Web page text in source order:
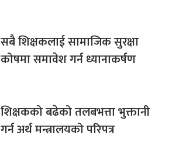
सबै शिक्षकलाई सामाजिक सुरक्षा
कोषमा समावेश गर्न ध्यानाकर्षण
शिक्षकको बढेको तलबभत्ता भुक्तानी
गर्न अर्थ मन्त्रालयको परिपत्र